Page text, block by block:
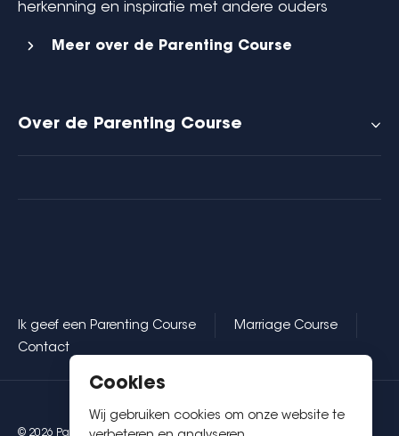
herkenning en inspiratie met andere ouders
Meer over de Parenting Course
Over de Parenting Course
Ik geef een Parenting Course
Marriage Course
Contact
© 2026 Parenting Course Disclaimer
Cookies
Wij gebruiken cookies om onze website te